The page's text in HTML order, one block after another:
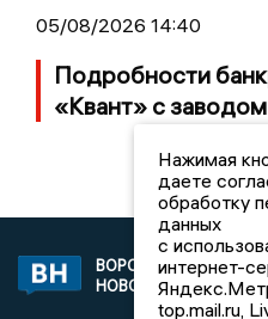
05/08/2026 14:40
Подробности
«Квант» с
ВОРОНЕЖСКИЕ
НОВОСТИ
2019 ©
Нажимая
даете
обработку
данных
с
интернет-
top.mail.ru,